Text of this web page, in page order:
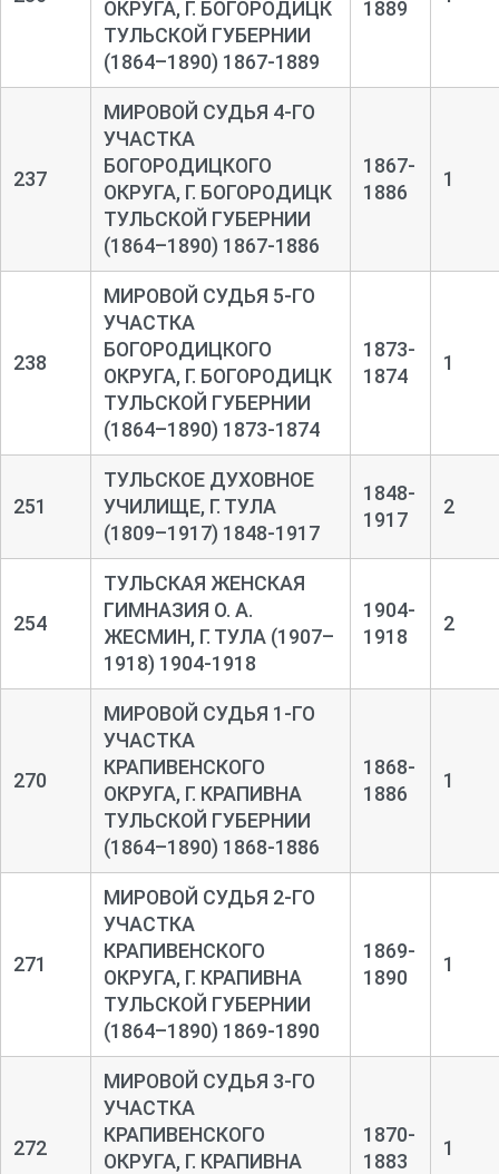
ОКРУГА, Г. БОГОРОДИЦК
ТУЛЬСКОЙ ГУБЕРНИИ
(1864–1890) 1867-1889
1889
237
МИРОВОЙ СУДЬЯ 4-ГО
УЧАСТКА
БОГОРОДИЦКОГО
ОКРУГА, Г. БОГОРОДИЦК
ТУЛЬCКОЙ ГУБЕРНИИ
(1864–1890) 1867-1886
1867-
1886
1
238
МИРОВОЙ СУДЬЯ 5-ГО
УЧАСТКА
БОГОРОДИЦКОГО
ОКРУГА, Г. БОГОРОДИЦК
ТУЛЬСКОЙ ГУБЕРНИИ
(1864–1890) 1873-1874
1873-
1874
1
251
ТУЛЬСКОЕ ДУХОВНОЕ
УЧИЛИЩЕ, Г. ТУЛА
(1809–1917) 1848-1917
1848-
1917
2
254
ТУЛЬСКАЯ ЖЕНСКАЯ
ГИМНАЗИЯ О. А.
ЖЕСМИН, Г. ТУЛА (1907–
1918) 1904-1918
1904-
1918
2
270
МИРОВОЙ СУДЬЯ 1-ГО
УЧАСТКА
КРАПИВЕНСКОГО
ОКРУГА, Г. КРАПИВНА
ТУЛЬСКОЙ ГУБЕРНИИ
(1864–1890) 1868-1886
1868-
1886
1
271
МИРОВОЙ СУДЬЯ 2-ГО
УЧАСТКА
КРАПИВЕНСКОГО
ОКРУГА, Г. КРАПИВНА
ТУЛЬСКОЙ ГУБЕРНИИ
(1864–1890) 1869-1890
1869-
1890
1
272
МИРОВОЙ СУДЬЯ 3-ГО
УЧАСТКА
КРАПИВЕНСКОГО
ОКРУГА, Г. КРАПИВНА
1870-
1883
1